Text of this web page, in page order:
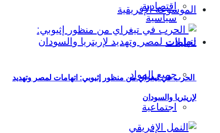
الموسوعة الإفريقية
تحليلات
جميع المواد
اجتماعية
اقتصادية
سياسية
الحرب في تيغراي من منظور إثيوبي: اتهامات لمصر وتهديد
لإريتريا والسودان